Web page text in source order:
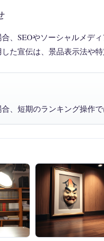
、SEOやソーシャルメデ
た宣伝は、景品表示法や
、短期のランキング操作